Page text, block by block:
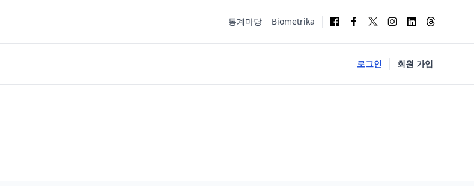
통계마당 Biometrika
로그인 회원 가입